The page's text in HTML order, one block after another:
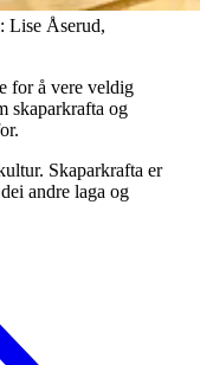
Lise Åserud,
for å vere veldig
skaparkrafta og
Skaparkrafta er
andre laga og